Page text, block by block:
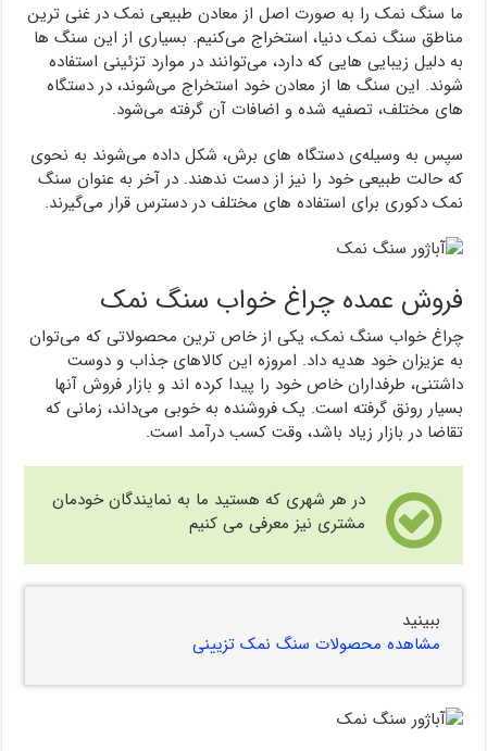
ما سنگ نمک را به صورت اصل از معادن طبیعی نمک در غنی ترین
مناطق سنگ نمک دنیا، استخراج می‌کنیم. بسیاری از این سنگ ها
به دلیل زیبایی هایی که دارد، می‌توانند در موارد تزئینی استفاده
شوند. این سنگ ها از معادن خود استخراج می‌شوند، در دستگاه
های مختلف، تصفیه شده و اضافات آن گرفته می‌شود.
سپس به وسیله‌ی دستگاه های برش، شکل داده می‌شوند به نحوی
که حالت طبیعی خود را نیز از دست ندهند. در آخر به عنوان سنگ
نمک دکوری برای استفاده های مختلف در دسترس قرار می‌گیرند.
فروش عمده چراغ خواب سنگ نمک
چراغ خواب سنگ نمک، یکی از خاص ترین محصولاتی که می‌توان
به عزیزان خود هدیه داد. امروزه این کالاهای جذاب و دوست
داشتنی، طرفداران خاص خود را پیدا کرده اند و بازار فروش آنها
بسیار رونق گرفته است. یک فروشنده به خوبی می‌داند، زمانی که
تقاضا در بازار زیاد باشد، وقت کسب درآمد است.
در هر شهری که هستید ما به نمایندگان خودمان
مشتری نیز معرفی می کنیم
ببینید
مشاهده محصولات سنگ نمک تزیینی